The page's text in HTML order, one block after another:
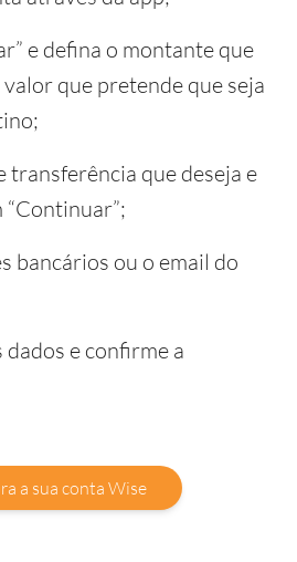
e defina o montante que
que pretende que seja
transferência que deseja e
bancários ou o email do
e confirme a
a sua conta Wise